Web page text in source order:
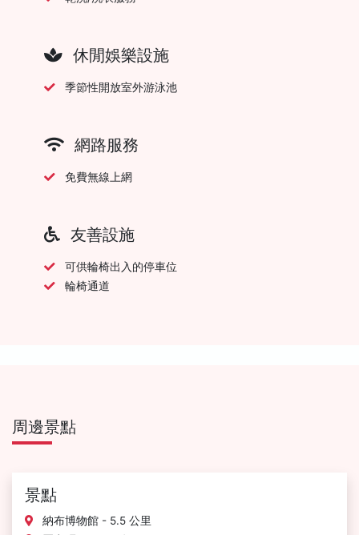
休閒娛樂設施
季節性開放室外游泳池
網路服務
免費無線上網
友善設施
可供輪椅出入的停車位
輪椅通道
周邊景點
景點
納布博物館 - 5.5 公里